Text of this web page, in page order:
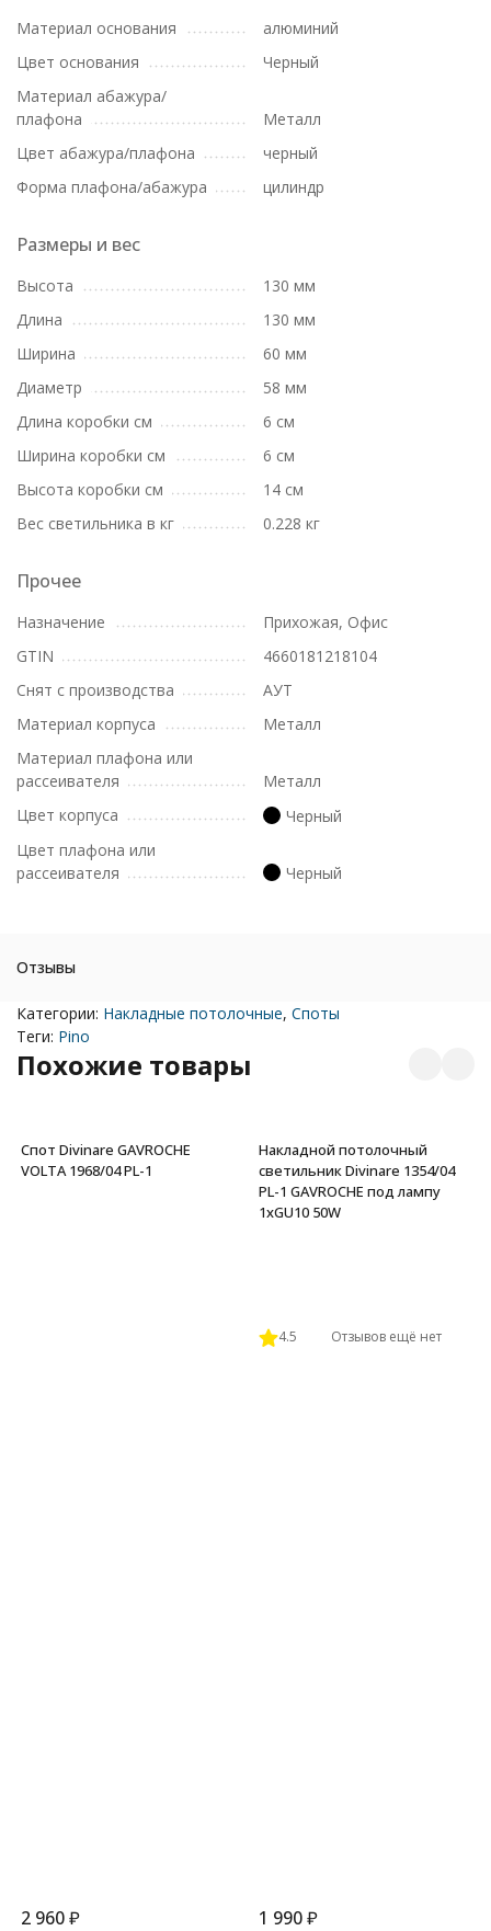
Материал основания
алюминий
Цвет основания
Черный
Материал абажура/
плафона
Металл
Цвет абажура/плафона
черный
Форма плафона/абажура
цилиндр
Размеры и вес
Высота
130 мм
Длина
130 мм
Ширина
60 мм
Диаметр
58 мм
Длина коробки см
6 см
Ширина коробки см
6 см
Высота коробки см
14 см
Вес светильника в кг
0.228 кг
Прочее
Назначение
Прихожая, Офис
GTIN
4660181218104
Снят с производства
АУТ
Материал корпуса
Металл
Материал плафона или
рассеивателя
Металл
Цвет корпуса
Черный
Цвет плафона или
рассеивателя
Черный
Отзывы
Категории: Накладные потолочные, Споты
Теги: Pino
Похожие товары
Спот Divinare GAVROCHE
VOLTA 1968/04 PL-1
2 960₽
Накладной потолочный
светильник Divinare 1354/04
PL-1 GAVROCHE под лампу
1xGU10 50W
4.5 Отзывов ещё нет
1 990 ₽